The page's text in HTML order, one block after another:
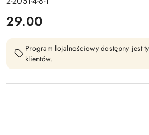
cena:
29.00
Program lojalnościowy dostępny jest
klientów.